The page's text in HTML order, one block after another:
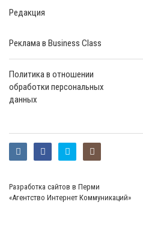
Редакция
Реклама в Business Class
Политика в отношении
обработки персональных
данных
Разработка сайтов в Перми
«Агентство Интернет Коммуникаций»